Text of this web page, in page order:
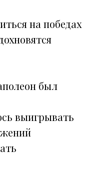
на победах
был
выигрывать